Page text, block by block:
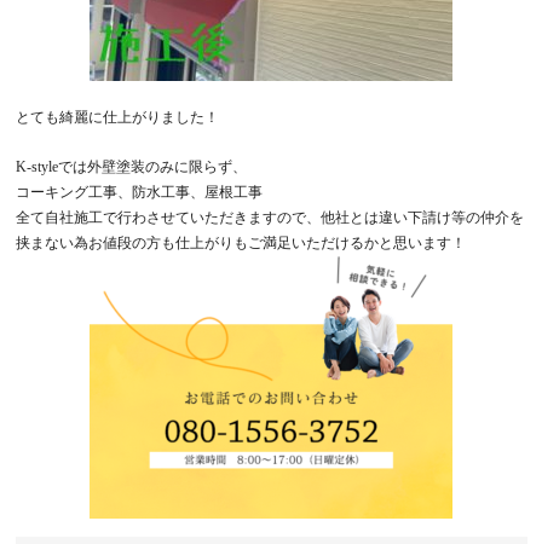
とても綺麗に仕上がりました！
K-styleでは外壁塗装のみに限らず、
コーキング工事、防水工事、屋根工事
全て自社施工で行わさせていただきますので、他社とは違い下請け等の仲介を
挟まない為お値段の方も仕上がりもご満足いただけるかと思います！